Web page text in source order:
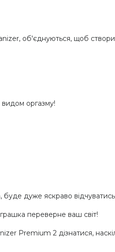
об'єднуються, щоб
видом оргазму!
буде дуже яскраво
переверне ваш світ!
Premium 2 дізнатися,